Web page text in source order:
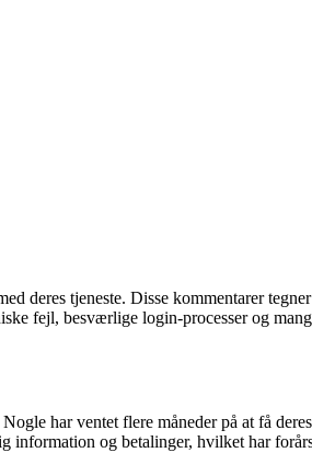
deres tjeneste. Disse kommentarer
fejl, besværlige login-processer og
har ventet flere måneder på at få
information og betalinger, hvilket har